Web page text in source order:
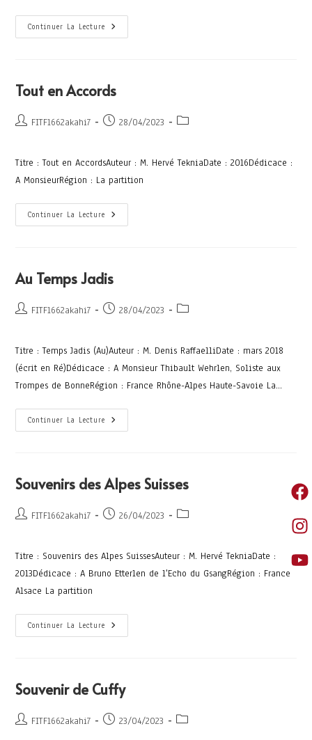
Continuer La Lecture
Tout en Accords
FITF1662akahi7 28/04/2023
Titre : Tout en AccordsAuteur : M. Hervé TekniaDate : 2016Dédicace :
A MonsieurRégion : La partition
Continuer La Lecture
Au Temps Jadis
FITF1662akahi7 28/04/2023
Titre : Temps Jadis (Au)Auteur : M. Denis RaffaelliDate : mars 2018
(écrit en Ré)Dédicace : A Monsieur Thibault Wehrlen, Soliste aux
Trompes de BonneRégion : France Rhône-Alpes Haute-Savoie La…
Continuer La Lecture
Souvenirs des Alpes Suisses
FITF1662akahi7 26/04/2023
Titre : Souvenirs des Alpes SuissesAuteur : M. Hervé TekniaDate :
2013Dédicace : A Bruno Etterlen de l'Echo du GsangRégion : France
Alsace La partition
Continuer La Lecture
Souvenir de Cuffy
FITF1662akahi7 23/04/2023